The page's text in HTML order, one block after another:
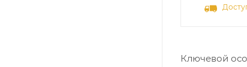
Ключевой